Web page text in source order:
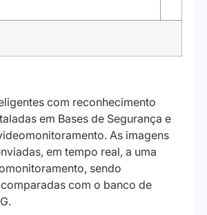
com reconhecimento
em Bases de Segurança e
As imagens
em tempo real, a uma
sendo
com o banco de